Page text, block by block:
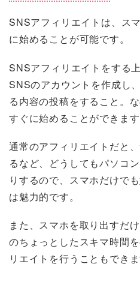
SNSアフィリエイトは、ス
に始めることが可能です。
SNSアフィリエイトをする
SNSのアカウントを作成し
る内容の投稿をすること。
すぐに始めることができます
通常のアフィリエイトだと
るなど、どうしてもパソコ
りするので、スマホだけで
は魅力的です。
また、スマホを取り出すだ
のちょっとしたスキマ時間
リエイトを行うこともできま